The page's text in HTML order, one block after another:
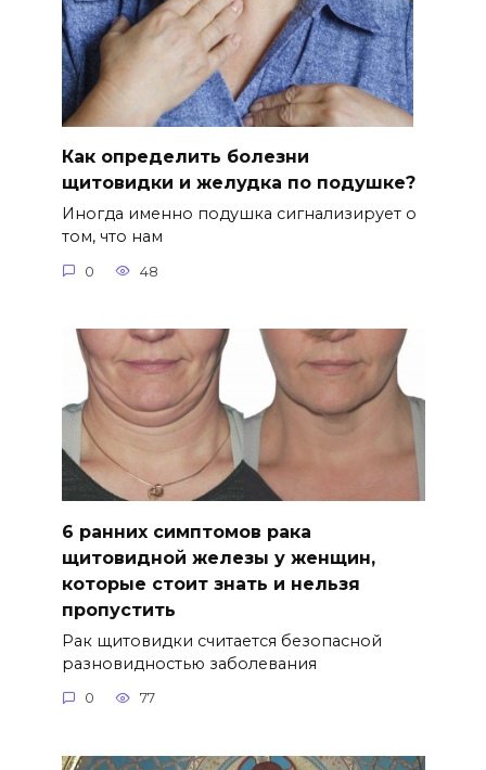
Как определить болезни
щитовидки и желудка по подушке?
Иногда именно подушка сигнализирует о
том, что нам
0 48
6 ранних симптомов рака
щитовидной железы у женщин,
которые стоит знать и нельзя
пропустить
Рак щитовидки считается безопасной
разновидностью заболевания
0 77